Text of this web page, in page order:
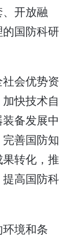
开放融
国防科研
会优势资
快技术自
备发展中
善国防知
转化，推
高国防科
境和条